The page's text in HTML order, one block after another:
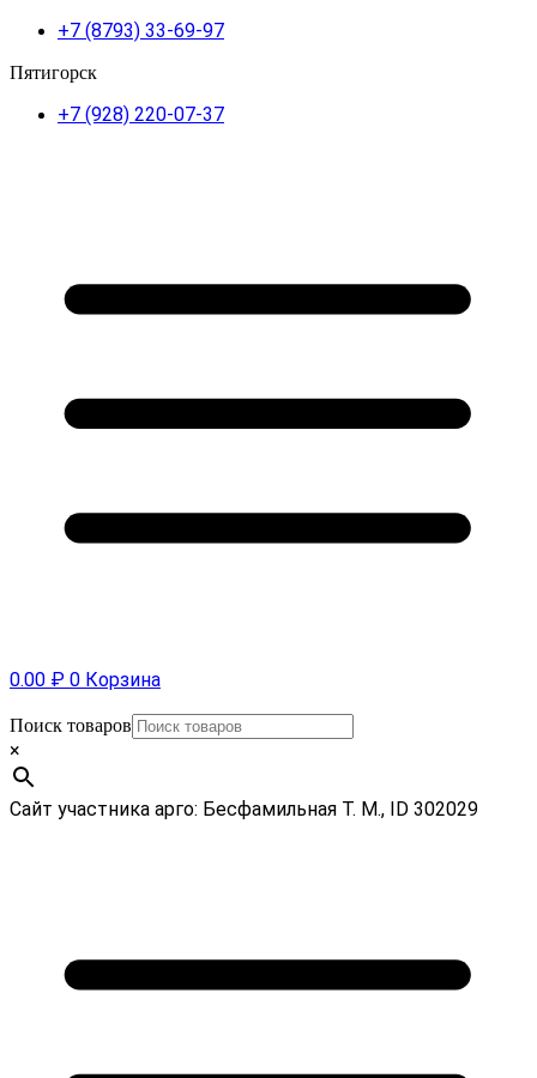
+7 (8793) 33-69-97
Пятигорск
+7 (928) 220-07-37
0.00 ₽ 0 Корзина
Поиск товаров
×
Сайт участника арго: Бесфамильная Т. М., ID 302029